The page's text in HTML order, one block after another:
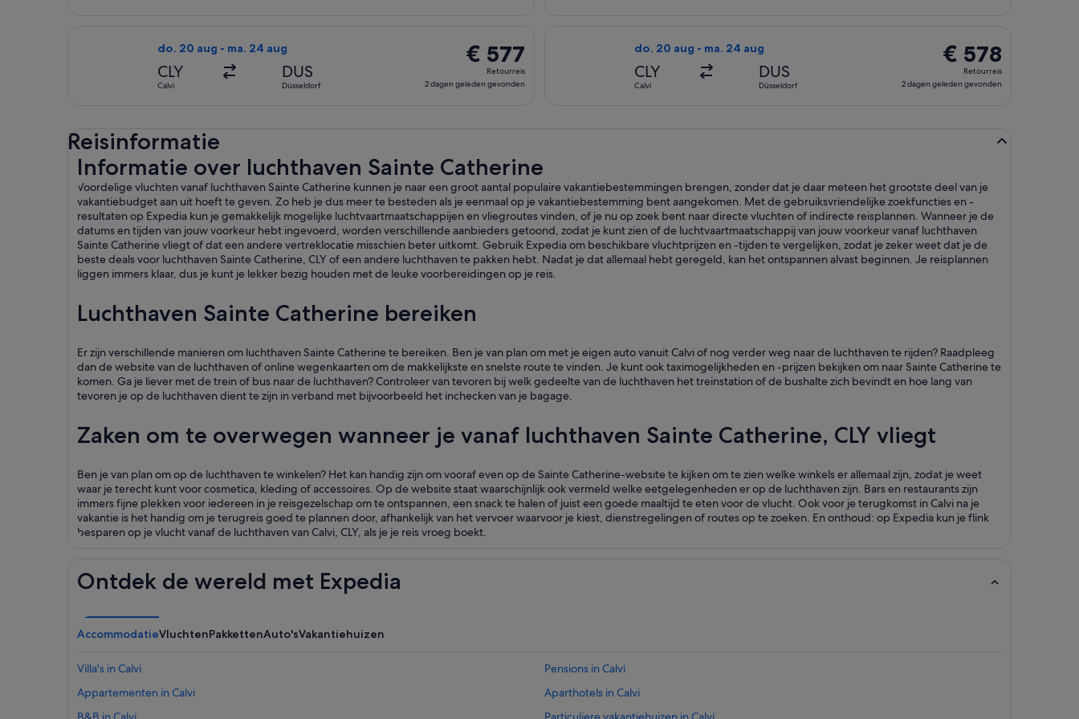
gevonden
gevonden
do. 20 aug - ma. 24 aug
CLY
Calvi
DUS
Düsseldorf
€ 577
Retourreis,
2
€ 577
Retourreis
2 dagen geleden gevonden
do. 20 aug - ma. 24 aug
CLY
Calvi
DUS
Düsseldorf
€ 578
Retourreis,
2
€ 578
Retourreis
2 dagen geleden gevonden
Reisinformatie
Informatie over luchthaven Sainte Catherine
Voordelige vluchten vanaf luchthaven Sainte Catherine kunnen je naar een groot aantal populaire vakantiebestemmingen brengen, zonder dat je daar meteen het grootste deel van je
vakantiebudget aan uit hoeft te geven. Zo heb je dus meer te besteden als je eenmaal op je vakantiebestemming bent aangekomen. Met de gebruiksvriendelijke zoekfuncties en -
resultaten op Expedia kun je gemakkelijk mogelijke luchtvaartmaatschappijen en vliegroutes vinden, of je nu op zoek bent naar directe vluchten of indirecte reisplannen. Wanneer je de
datums en tijden van jouw voorkeur hebt ingevoerd, worden verschillende aanbieders getoond, zodat je kunt zien of de luchtvaartmaatschappij van jouw voorkeur vanaf luchthaven
Sainte Catherine vliegt of dat een andere vertreklocatie misschien beter uitkomt. Gebruik Expedia om beschikbare vluchtprijzen en -tijden te vergelijken, zodat je zeker weet dat je de
beste deals voor luchthaven Sainte Catherine, CLY of een andere luchthaven te pakken hebt. Nadat je dat allemaal hebt geregeld, kan het ontspannen alvast beginnen. Je reisplannen
liggen immers klaar, dus je kunt je lekker bezig houden met de leuke voorbereidingen op je reis.
Luchthaven Sainte Catherine bereiken
Er zijn verschillende manieren om luchthaven Sainte Catherine te bereiken. Ben je van plan om met je eigen auto vanuit Calvi of nog verder weg naar de luchthaven te rijden? Raadpleeg
dan de website van de luchthaven of online wegenkaarten om de makkelijkste en snelste route te vinden. Je kunt ook taximogelijkheden en -prijzen bekijken om naar Sainte Catherine te
komen. Ga je liever met de trein of bus naar de luchthaven? Controleer van tevoren bij welk gedeelte van de luchthaven het treinstation of de bushalte zich bevindt en hoe lang van
tevoren je op de luchthaven dient te zijn in verband met bijvoorbeeld het inchecken van je bagage.
Zaken om te overwegen wanneer je vanaf luchthaven Sainte Catherine, CLY vliegt
Ben je van plan om op de luchthaven te winkelen? Het kan handig zijn om vooraf even op de Sainte Catherine-website te kijken om te zien welke winkels er allemaal zijn, zodat je weet
waar je terecht kunt voor cosmetica, kleding of accessoires. Op de website staat waarschijnlijk ook vermeld welke eetgelegenheden er op de luchthaven zijn. Bars en restaurants zijn
immers fijne plekken voor iedereen in je reisgezelschap om te ontspannen, een snack te halen of juist een goede maaltijd te eten voor de vlucht. Ook voor je terugkomst in Calvi na je
vakantie is het handig om je terugreis goed te plannen door, afhankelijk van het vervoer waarvoor je kiest, dienstregelingen of routes op te zoeken. En onthoud: op Expedia kun je flink
besparen op je vlucht vanaf de luchthaven van Calvi, CLY, als je je reis vroeg boekt.
Ontdek de wereld met Expedia
AccommodatieVluchtenPakkettenAuto'sVakantiehuizen
Villa's in Calvi
Pensions in Calvi
Appartementen in Calvi
Aparthotels in Calvi